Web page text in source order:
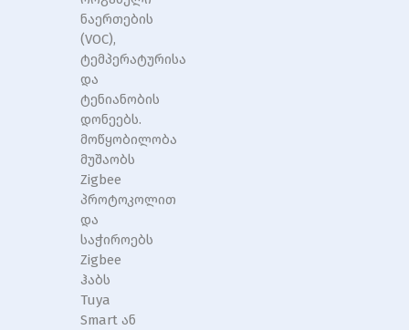
ნაერთების
(VOC),
ტემპერატურისა
და
ტენიანობის
დონეებს.
მოწყობილობა
მუშაობს
Zigbee
პროტოკოლით
და
საჭიროებს
Zigbee
ჰაბს
Tuya
Smart ან